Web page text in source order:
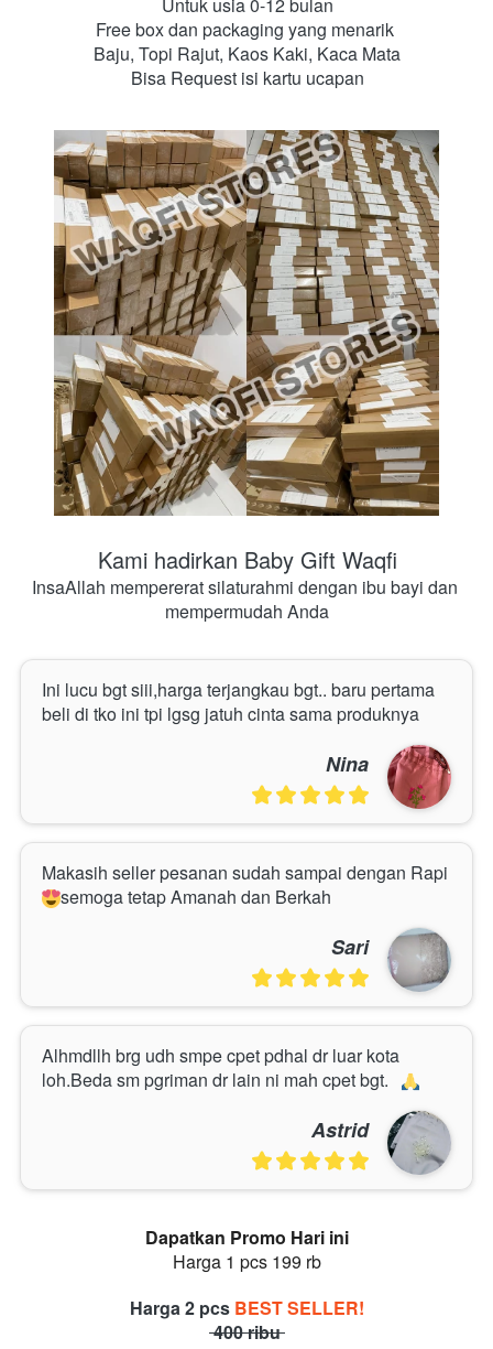
Free box dan packaging yang menarik
Baju, Topi Rajut, Kaos Kaki, Kaca Mata
Bisa Request isi kartu ucapan
Kami hadirkan Baby Gift Waqfi
InsaAllah mempererat silaturahmi dengan ibu bayi dan
mempermudah Anda
Ini lucu bgt siii,harga terjangkau bgt.. baru pertama
beli di tko ini tpi lgsg jatuh cinta sama produknya
Nina
Makasih seller pesanan sudah sampai dengan Rapi
semoga tetap Amanah dan Berkah
Sari
Alhmdllh brg udh smpe cpet pdhal dr luar kota
loh.Beda sm pgriman dr lain ni mah cpet bgt.
Astrid
Dapatkan Promo Hari ini
Harga 1 pcs 199 rb
Harga 2 pcs BEST SELLER!
400 ribu